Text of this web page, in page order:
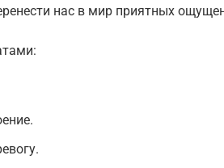
нас в мир приятных